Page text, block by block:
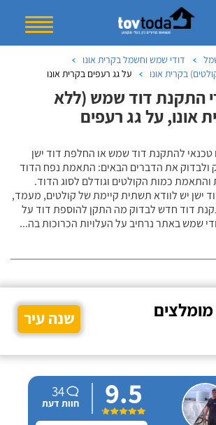
דודי שמש וחשמל בקרית אונו
בקרית אונו
על גג רעפים בקרית אונו
התקנת דוד שמש (ללא
אונו, על גג רעפים
טכנאי להתקנת דוד שמש או החלפת דוד ישן
ולבדוק את הדברים הבאים: התאמת נפח הדוד
כמות הקולטים וגודלם לסוג הדוד.
ישן יש לוודא תשתית קיימת של קולטים, מעמד,
דוד חדש לבדוק מה התקן להוספת דוד על
שמש באתר נרחיב על העלויות הכרוכות בה...
שנה עיר
9.5
34
חוות דעת